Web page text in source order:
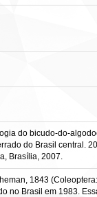
do bicudo-do-
do Brasil central.
Brasília, 2007.
1843
no Brasil em 1983.